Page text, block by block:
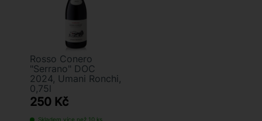
Rosso Conero
"Serrano" DOC
2024, Umani Ronchi,
0,75l
250 Kč